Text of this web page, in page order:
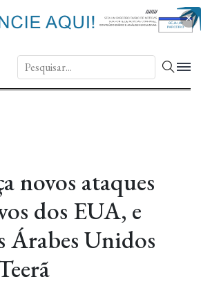
×
DN.
novos ataques
dos EUA, e
Árabes Unidos